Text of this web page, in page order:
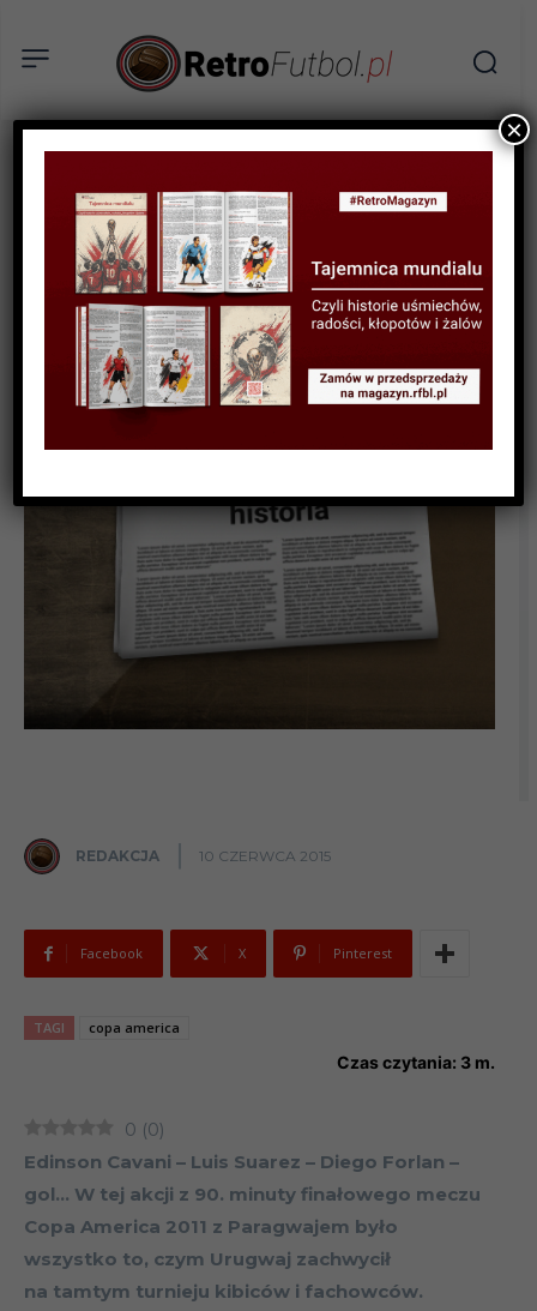
SPORTOWA HISTORIA
Copa America 2011 – triumf
Garra Charrua
REDAKCJA 10 CZERWCA 2015
Facebook X Pinterest
TAGI copa america
Czas czytania: 3 m.
0 (0)
Edinson Cavani – Luis Suarez – Diego Forlan –
gol… W tej akcji z 90. minuty finałowego meczu
Copa America 2011 z Paragwajem było
wszystko to, czym Urugwaj zachwycił
na tamtym turnieju kibiców i fachowców.
×